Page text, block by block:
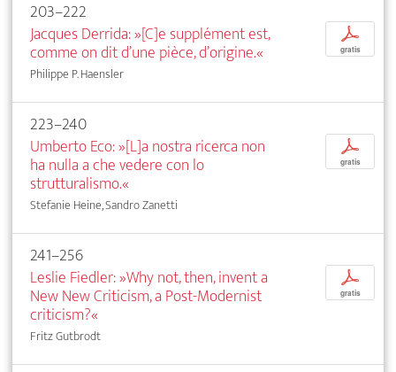
203–222
Jacques Derrida: »[C]e supplément est,
comme on dit d’une pièce, d’origine.«
Philippe P. Haensler
p
gratis
223–240
Umberto Eco: »[L]a nostra ricerca non
ha nulla a che vedere con lo
strutturalismo.«
Stefanie Heine, Sandro Zanetti
p
gratis
241–256
Leslie Fiedler: »Why not, then, invent a
New New Criticism, a Post-Modernist
criticism?«
Fritz Gutbrodt
p
gratis